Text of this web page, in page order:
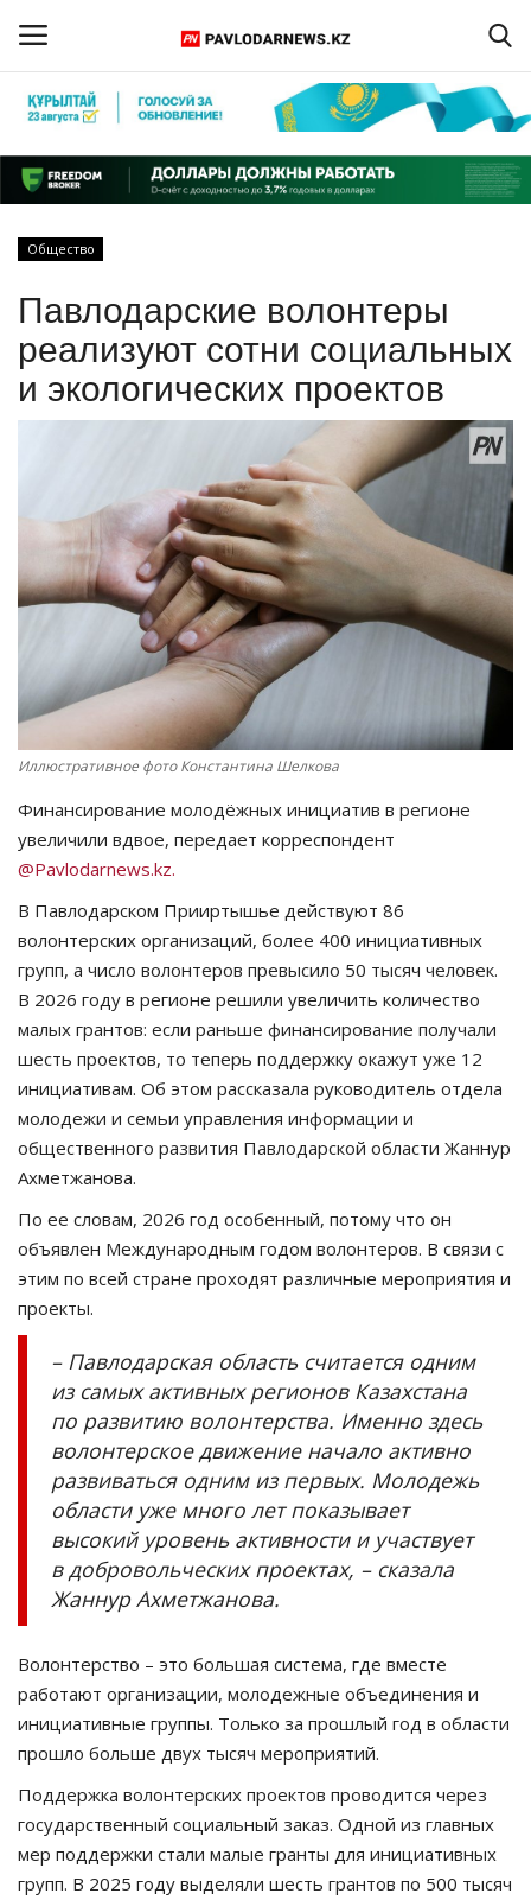
Регистрация
Главная
ПАВЛОДАРСКАЯ ОБЛАСТЬ
КАЗАХСТАН
СПЕЦПРОЕКТЫ
СПОРТ
РАЗВЛЕЧЕНИЯ
OFFICIAL
Курултай
Язык
Қазақша Русский
Общество
Павлодарские волонтеры
реализуют сотни социальных
и экологических проектов
Иллюстративное фото Константина Шелкова
Финансирование молодёжных инициатив в регионе
увеличили вдвое, передает корреспондент
@Pavlodarnews.kz.
В Павлодарском Прииртышье действуют 86
волонтерских организаций, более 400 инициативных
групп, а число волонтеров превысило 50 тысяч человек.
В 2026 году в регионе решили увеличить количество
малых грантов: если раньше финансирование получали
шесть проектов, то теперь поддержку окажут уже 12
инициативам. Об этом рассказала руководитель отдела
молодежи и семьи управления информации и
общественного развития Павлодарской области Жаннур
Ахметжанова.
По ее словам, 2026 год особенный, потому что он
объявлен Международным годом волонтеров. В связи с
этим по всей стране проходят различные мероприятия и
проекты.
– Павлодарская область считается одним
из самых активных регионов Казахстана
по развитию волонтерства. Именно здесь
волонтерское движение начало активно
развиваться одним из первых. Молодежь
области уже много лет показывает
высокий уровень активности и участвует
в добровольческих проектах, – сказала
Жаннур Ахметжанова.
Волонтерство – это большая система, где вместе
работают организации, молодежные объединения и
инициативные группы. Только за прошлый год в области
прошло больше двух тысяч мероприятий.
Поддержка волонтерских проектов проводится через
государственный социальный заказ. Одной из главных
мер поддержки стали малые гранты для инициативных
групп. В 2025 году выделяли шесть грантов по 500 тысяч